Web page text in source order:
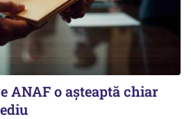
ANAF o așteaptă chiar